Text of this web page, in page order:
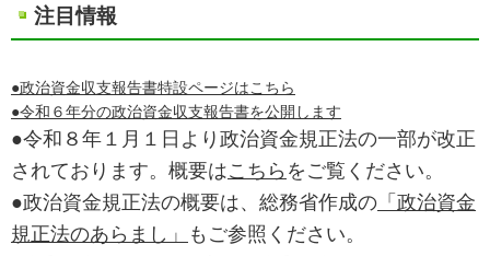
注目情報
●政治資金収支報告書特設ページはこちら
●令和６年分の政治資金収支報告書を公開します
●令和８年１月１日より政治資金規正法の一部が改正
されております。概要はこちら をご覧ください。
●政治資金規正法の概要は、総務省作成の 「政治資金
規正法のあらまし」
もご参照ください。